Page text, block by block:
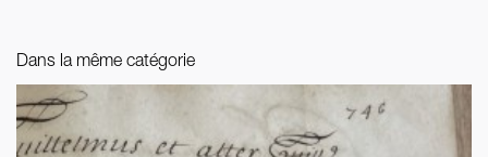
Dans la même catégorie